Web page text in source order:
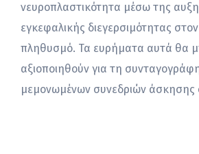
νευροπλαστικότητα μέσω της
εγκεφαλικής διεγερσιμότητας
πληθυσμό. Τα ευρήματα αυτά θα
αξιοποιηθούν για τη
μεμονωμένων συνεδριών άσκησης